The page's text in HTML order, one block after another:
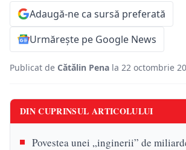
Adaugă-ne ca sursă preferată
Urmărește pe Google News
Publicat de Cătălin Pena la 22 octombrie
DIN CUPRINSUL ARTICOLULUI
Povestea unei „inginerii” de